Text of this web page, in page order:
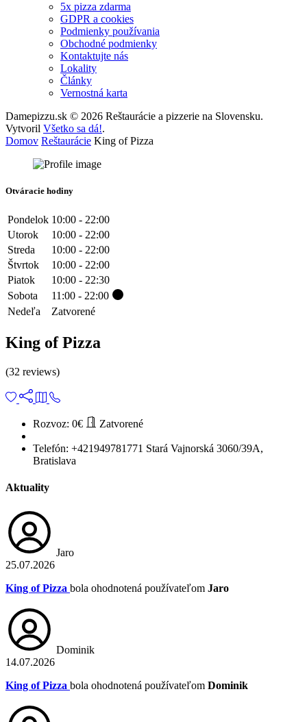
5x pizza zdarma
GDPR a cookies
Podmienky používania
Obchodné podmienky
Kontaktujte nás
Lokality
Články
Vernostná karta
Damepizzu.sk © 2026 Reštaurácie a pizzerie na Slovensku.
Vytvoril Všetko sa dá!.
Domov Reštaurácie King of Pizza
Otváracie hodiny
Pondelok 10:00 - 22:00
Utorok
10:00 - 22:00
Streda
10:00 - 22:00
Štvrtok
10:00 - 22:00
Piatok
10:00 - 22:30
Sobota
11:00 - 22:00
Nedeľa
Zatvorené
King of Pizza
(32 reviews)
Rozvoz: 0€ Zatvorené
Telefón: +421949781771 Stará Vajnorská 3060/39A,
Bratislava
Aktuality
Jaro
25.07.2026
King of Pizza bola ohodnotená používateľom Jaro
Dominik
14.07.2026
King of Pizza bola ohodnotená používateľom Dominik